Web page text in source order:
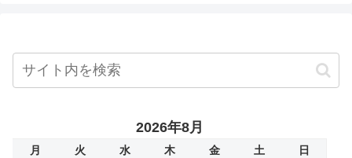
2026年8月
月 火 水 木 金 土
日